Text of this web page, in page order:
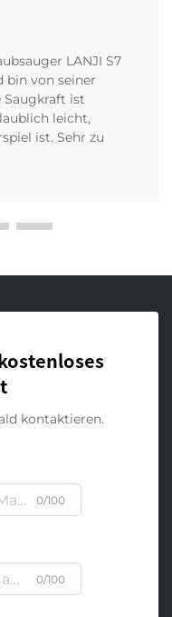
LANJI S7
bin von seiner
Saugkraft ist
leicht,
ist. Sehr zu
kontaktieren.
0/100
0/100